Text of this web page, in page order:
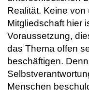
Realität. Keine von
Mitgliedschaft hier
Voraussetzung,
das Thema offen
beschäftigen.
Menschen